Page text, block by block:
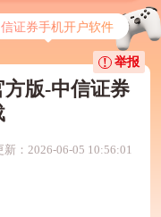
证券手机开户软件
版-中信证券
新：2026-06-05 10:56:01
举报